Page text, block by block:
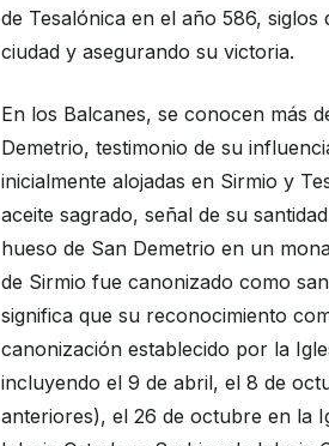
de Tesalónica en el año 586,
ciudad y asegurando su victoria.
En los Balcanes, se conocen más
Demetrio, testimonio de su
inicialmente alojadas en Sirmio y
aceite sagrado, señal de su
hueso de San Demetrio en un
de Sirmio fue canonizado como
significa que su reconocimiento
canonización establecido por la
incluyendo el 9 de abril, el 8 de
anteriores), el 26 de octubre en la